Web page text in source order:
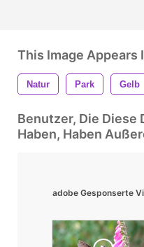
This Image Appears
Natur Park Gelb
Benutzer, Die Diese
Haben, Haben
adobe Gesponserte